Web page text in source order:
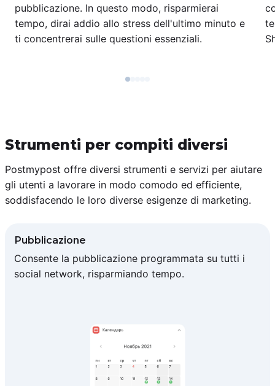
pubblicazione. In questo modo, risparmierai
tempo, dirai addio allo stress dell'ultimo minuto e
ti concentrerai sulle questioni essenziali.
Strumenti per compiti diversi
Postmypost offre diversi strumenti e servizi per aiutare
gli utenti a lavorare in modo comodo ed efficiente,
soddisfacendo le loro diverse esigenze di marketing.
Pubblicazione
Consente la pubblicazione programmata su tutti i
social network, risparmiando tempo.